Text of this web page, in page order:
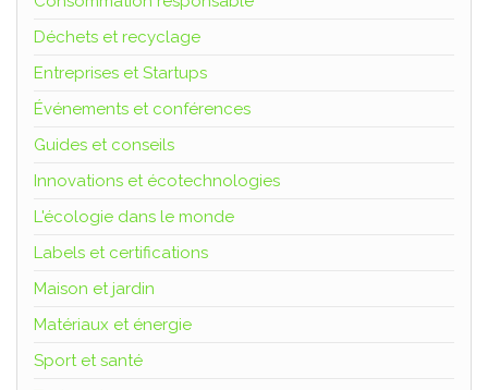
Déchets et recyclage
Entreprises et Startups
Événements et conférences
Guides et conseils
Innovations et écotechnologies
L'écologie dans le monde
Labels et certifications
Maison et jardin
Matériaux et énergie
Sport et santé